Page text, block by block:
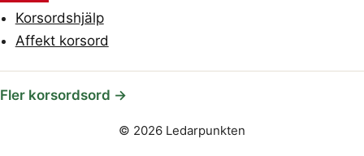
Korsordshjälp
Affekt korsord
Fler korsordsord →
© 2026 Ledarpunkten